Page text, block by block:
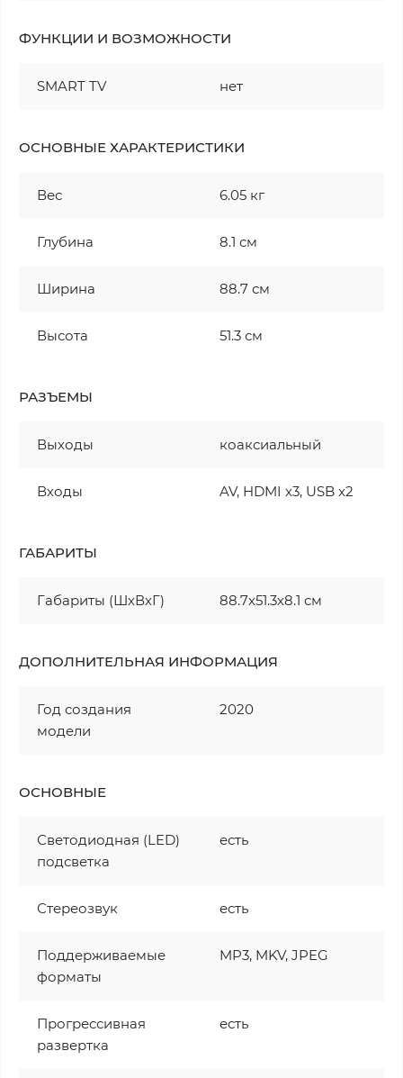
ФУНКЦИИ И ВОЗМОЖНОСТИ
SMART TV нет
ОСНОВНЫЕ ХАРАКТЕРИСТИКИ
Вес 6.05 кг
Глубина 8.1 см
Ширина 88.7 см
Высота 51.3 см
РАЗЪЕМЫ
Выходы коаксиальный
Входы AV, HDMI x3, USB x2
ГАБАРИТЫ
Габариты (ШхВхГ) 88.7х51.3х8.1 см
ДОПОЛНИТЕЛЬНАЯ ИНФОРМАЦИЯ
Год создания
модели
2020
ОСНОВНЫЕ
Светодиодная (LED)
подсветка
есть
Стереозвук есть
Поддерживаемые
форматы
MP3, MKV, JPEG
Прогрессивная
развертка
есть